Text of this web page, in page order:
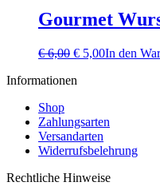
€ 36,00 € 29,00.
Gourmet
€6,00 Ursprünglicher
war:
€ 5,00Aktueller
In den
Informationen
Shop
Zahlungsarten
Versandarten
Widerrufsbelehrung
Rechtliche Hinweise